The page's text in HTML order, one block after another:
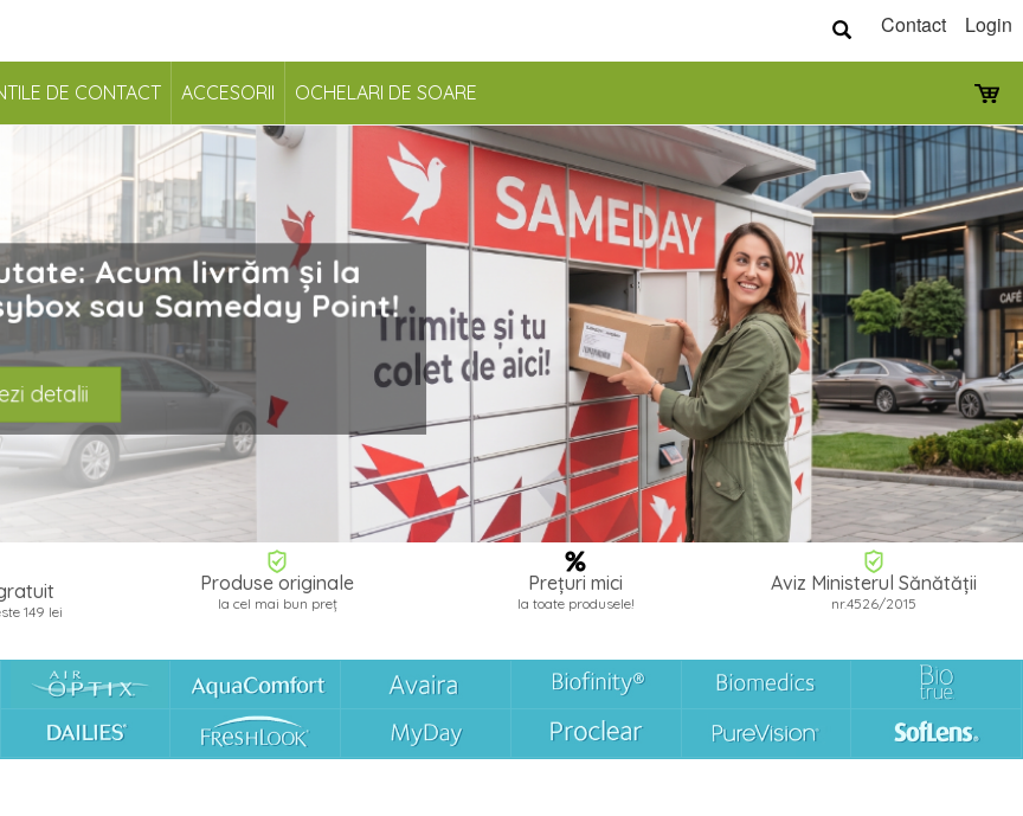
Contact Login
DE CONTACT ACCESORII OCHELARI DE SOARE
Acum livrăm și la
sau Sameday Point!
detalii
next
149 lei
Produse originale
la cel mai bun preț
Prețuri mici
la toate produsele!
Aviz Ministerul Sănătății
nr.4526/2015